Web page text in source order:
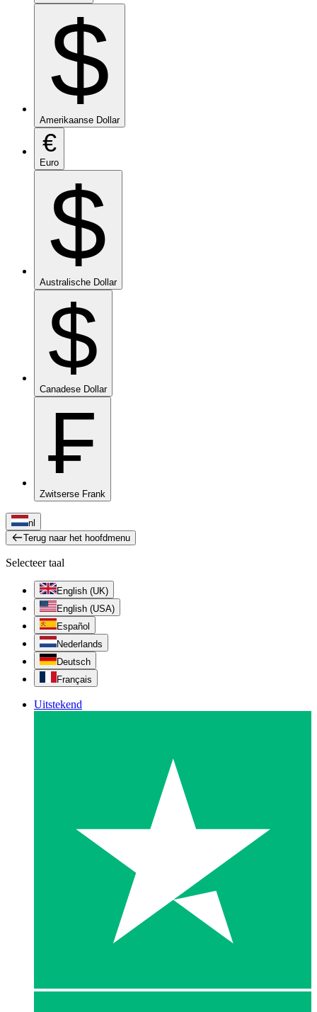
$
Amerikaanse Dollar
€
Euro
$
Australische Dollar
$
Canadese Dollar
₣
Zwitserse Frank
nl
Terug naar het hoofdmenu
Selecteer taal
English (UK)
English (USA)
Español
Nederlands
Deutsch
Français
Uitstekend